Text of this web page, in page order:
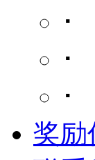
･
･
･
奖励